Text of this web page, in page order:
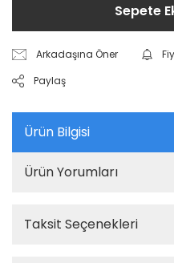
Sepete
Arkadaşına Öner
Paylaş
Ürün Bilgisi
Ürün Yorumları
Taksit Seçenekleri